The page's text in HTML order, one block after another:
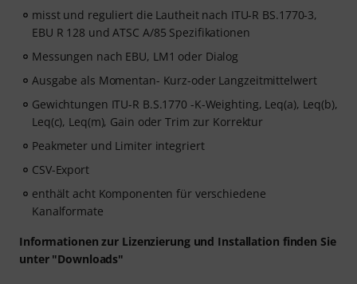
misst und reguliert die Lautheit nach ITU-R BS.1770-3,
EBU R 128 und ATSC A/85 Spezifikationen
Messungen nach EBU, LM1 oder Dialog
Ausgabe als Momentan- Kurz-oder Langzeitmittelwert
Gewichtungen ITU-R B.S.1770 -K-Weighting, Leq(a), Leq(b),
Leq(c), Leq(m), Gain oder Trim zur Korrektur
Peakmeter und Limiter integriert
CSV-Export
enthält acht Komponenten für verschiedene
Kanalformate
Informationen zur Lizenzierung und Installation finden Sie
unter "Downloads"